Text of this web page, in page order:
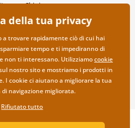
e
Chi siamo
FAQ
Contatti
Collaborazione all’ingrosso
©2019 © Dovido.it.
della tua privacy
trovare rapidamente ciò di cui hai
tempo e ti impediranno di
non ti interessano. Utilizziamocookie
nostro sito e mostriamo i prodotti in
I cookie ci aiutano a migliorare la tua
di navigazione migliorata.
Rifiutato tutto